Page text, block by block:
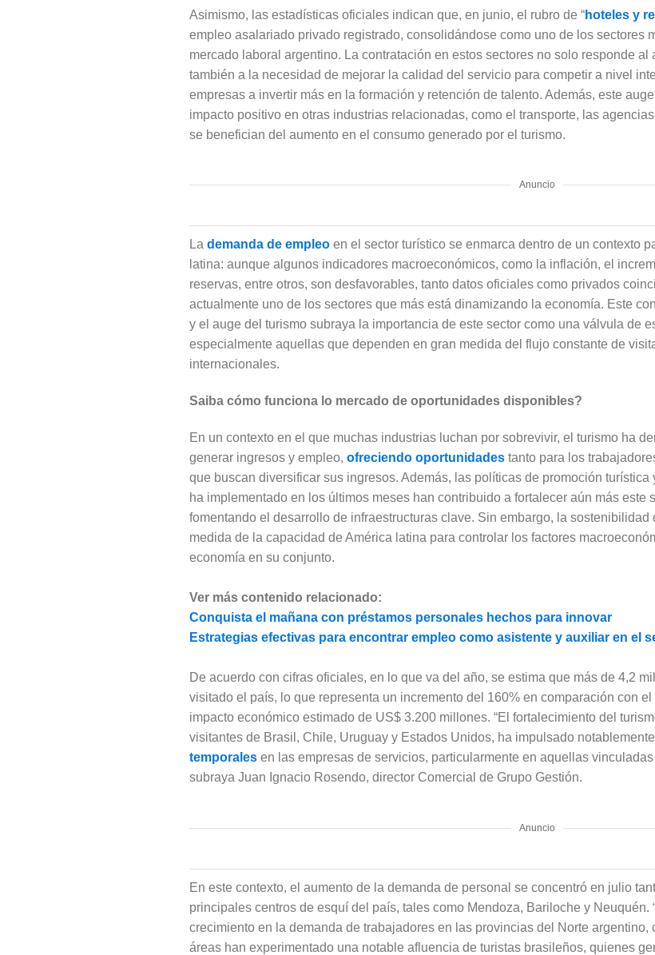
Asimismo, las estadísticas oficiales indican que, en junio, el rubro de “hoteles y
empleo asalariado privado registrado, consolidándose como uno de los sectores
mercado laboral argentino. La contratación en estos sectores no solo responde
también a la necesidad de mejorar la calidad del servicio para competir a nivel
empresas a invertir más en la formación y retención de talento. Además, este
impacto positivo en otras industrias relacionadas, como el transporte, las
se benefician del aumento en el consumo generado por el turismo.
Anuncio
La demanda de empleo en el sector turístico se enmarca dentro de un contexto
latina: aunque algunos indicadores macroeconómicos, como la inflación, el
reservas, entre otros, son desfavorables, tanto datos oficiales como privados
actualmente uno de los sectores que más está dinamizando la economía. Este
y el auge del turismo subraya la importancia de este sector como una válvula de
especialmente aquellas que dependen en gran medida del flujo constante de
internacionales.
Saiba cómo funciona lo mercado de oportunidades disponibles?
En un contexto en el que muchas industrias luchan por sobrevivir, el turismo ha
generar ingresos y empleo, ofreciendo oportunidades tanto para los
que buscan diversificar sus ingresos. Además, las políticas de promoción
ha implementado en los últimos meses han contribuido a fortalecer aún más este
fomentando el desarrollo de infraestructuras clave. Sin embargo, la
medida de la capacidad de América latina para controlar los factores
economía en su conjunto.
Ver más contenido relacionado:
Conquista el mañana con préstamos personales hechos para innovar
Estrategias efectivas para encontrar empleo como asistente y auxiliar en el
De acuerdo con cifras oficiales, en lo que va del año, se estima que más de 4,2
visitado el país, lo que representa un incremento del 160% en comparación con
impacto económico estimado de US$ 3.200 millones. “El fortalecimiento del
visitantes de Brasil, Chile, Uruguay y Estados Unidos, ha impulsado
temporales en las empresas de servicios, particularmente en aquellas
subraya Juan Ignacio Rosendo, director Comercial de Grupo Gestión.
Anuncio
En este contexto, el aumento de la demanda de personal se concentró en julio
principales centros de esquí del país, tales como Mendoza, Bariloche y Neuquén.
crecimiento en la demanda de trabajadores en las provincias del Norte argentino,
áreas han experimentado una notable afluencia de turistas brasileños, quienes